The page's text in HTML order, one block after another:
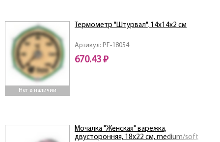
Нет в наличии
Артикул: PF-18054
Термометр "Штурвал", 14х14х2 см
670.43 ₽
Мочалка "Женская" варежка,
двусторонняя, 18х22 см, medium/soft